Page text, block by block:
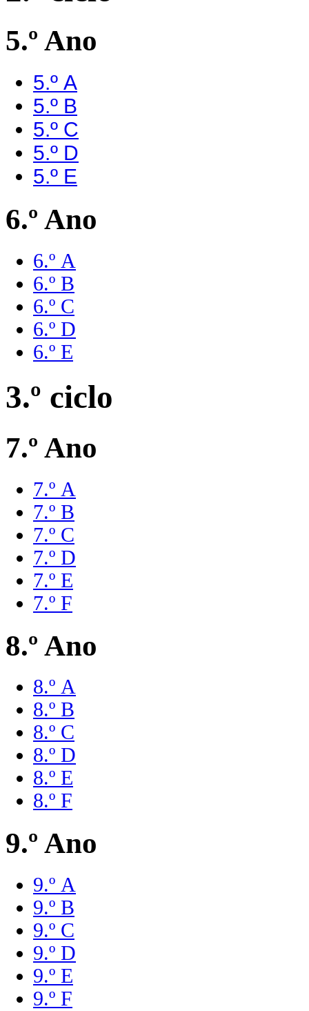
5.º Ano
5.º A
5.º B
5.º C
5.º D
5.º E
6.º Ano
6.º A
6.º B
6.º C
6.º D
6.º E
3.º ciclo
7.º Ano
7.º A
7.º B
7.º C
7.º D
7.º E
7.º F
8.º Ano
8.º A
8.º B
8.º C
8.º D
8.º E
8.º F
9.º Ano
9.º A
9.º B
9.º C
9.º D
9.º E
9.º F